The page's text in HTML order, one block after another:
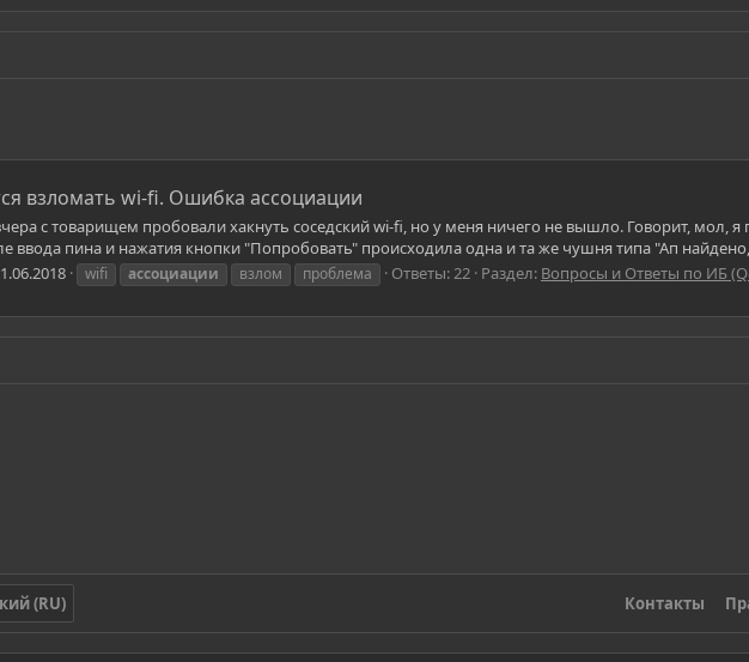
взломать wi-fi. Ошибка ассоциации
с товарищем пробовали хакнуть соседский wi-fi, но у меня ничего не вышло. Говорит, мол,
ввода пина и нажатия кнопки "Попробовать" происходила одна и та же чушня типа "Ап
wifi ассоциации взлом проблема Ответы: 22 Раздел: Вопросы и Ответы по ИБ
(RU) Контакты